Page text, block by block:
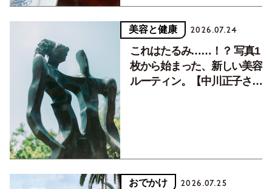
美容と健康 2026.07.24
これはたるみ……！？ 写真1
枚から始まった、新しい美容
ルーティン。【中川正子さん
おでかけ 2026.07.25